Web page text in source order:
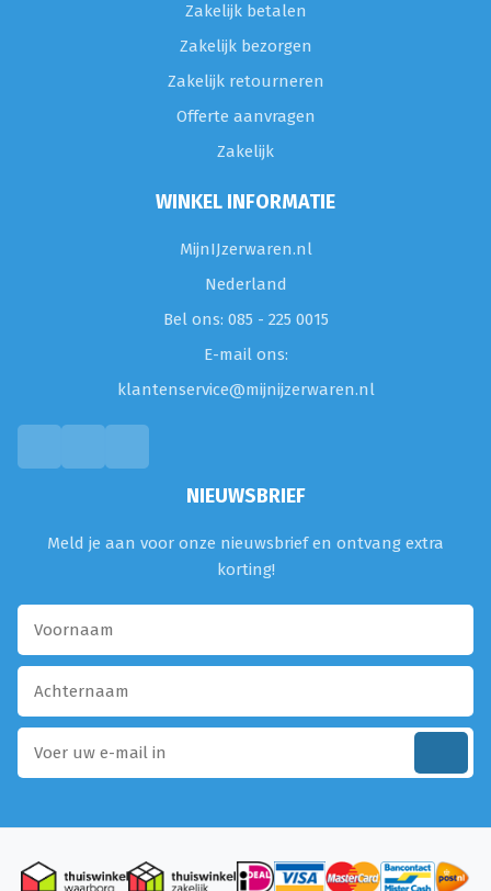
Zakelijk betalen
Zakelijk bezorgen
Zakelijk retourneren
Offerte aanvragen
Zakelijk
WINKEL INFORMATIE
MijnIJzerwaren.nl
Nederland
Bel ons: 085 - 225 0015
E-mail ons:
klantenservice@mijnijzerwaren.nl
NIEUWSBRIEF
Meld je aan voor onze nieuwsbrief en ontvang extra
korting!